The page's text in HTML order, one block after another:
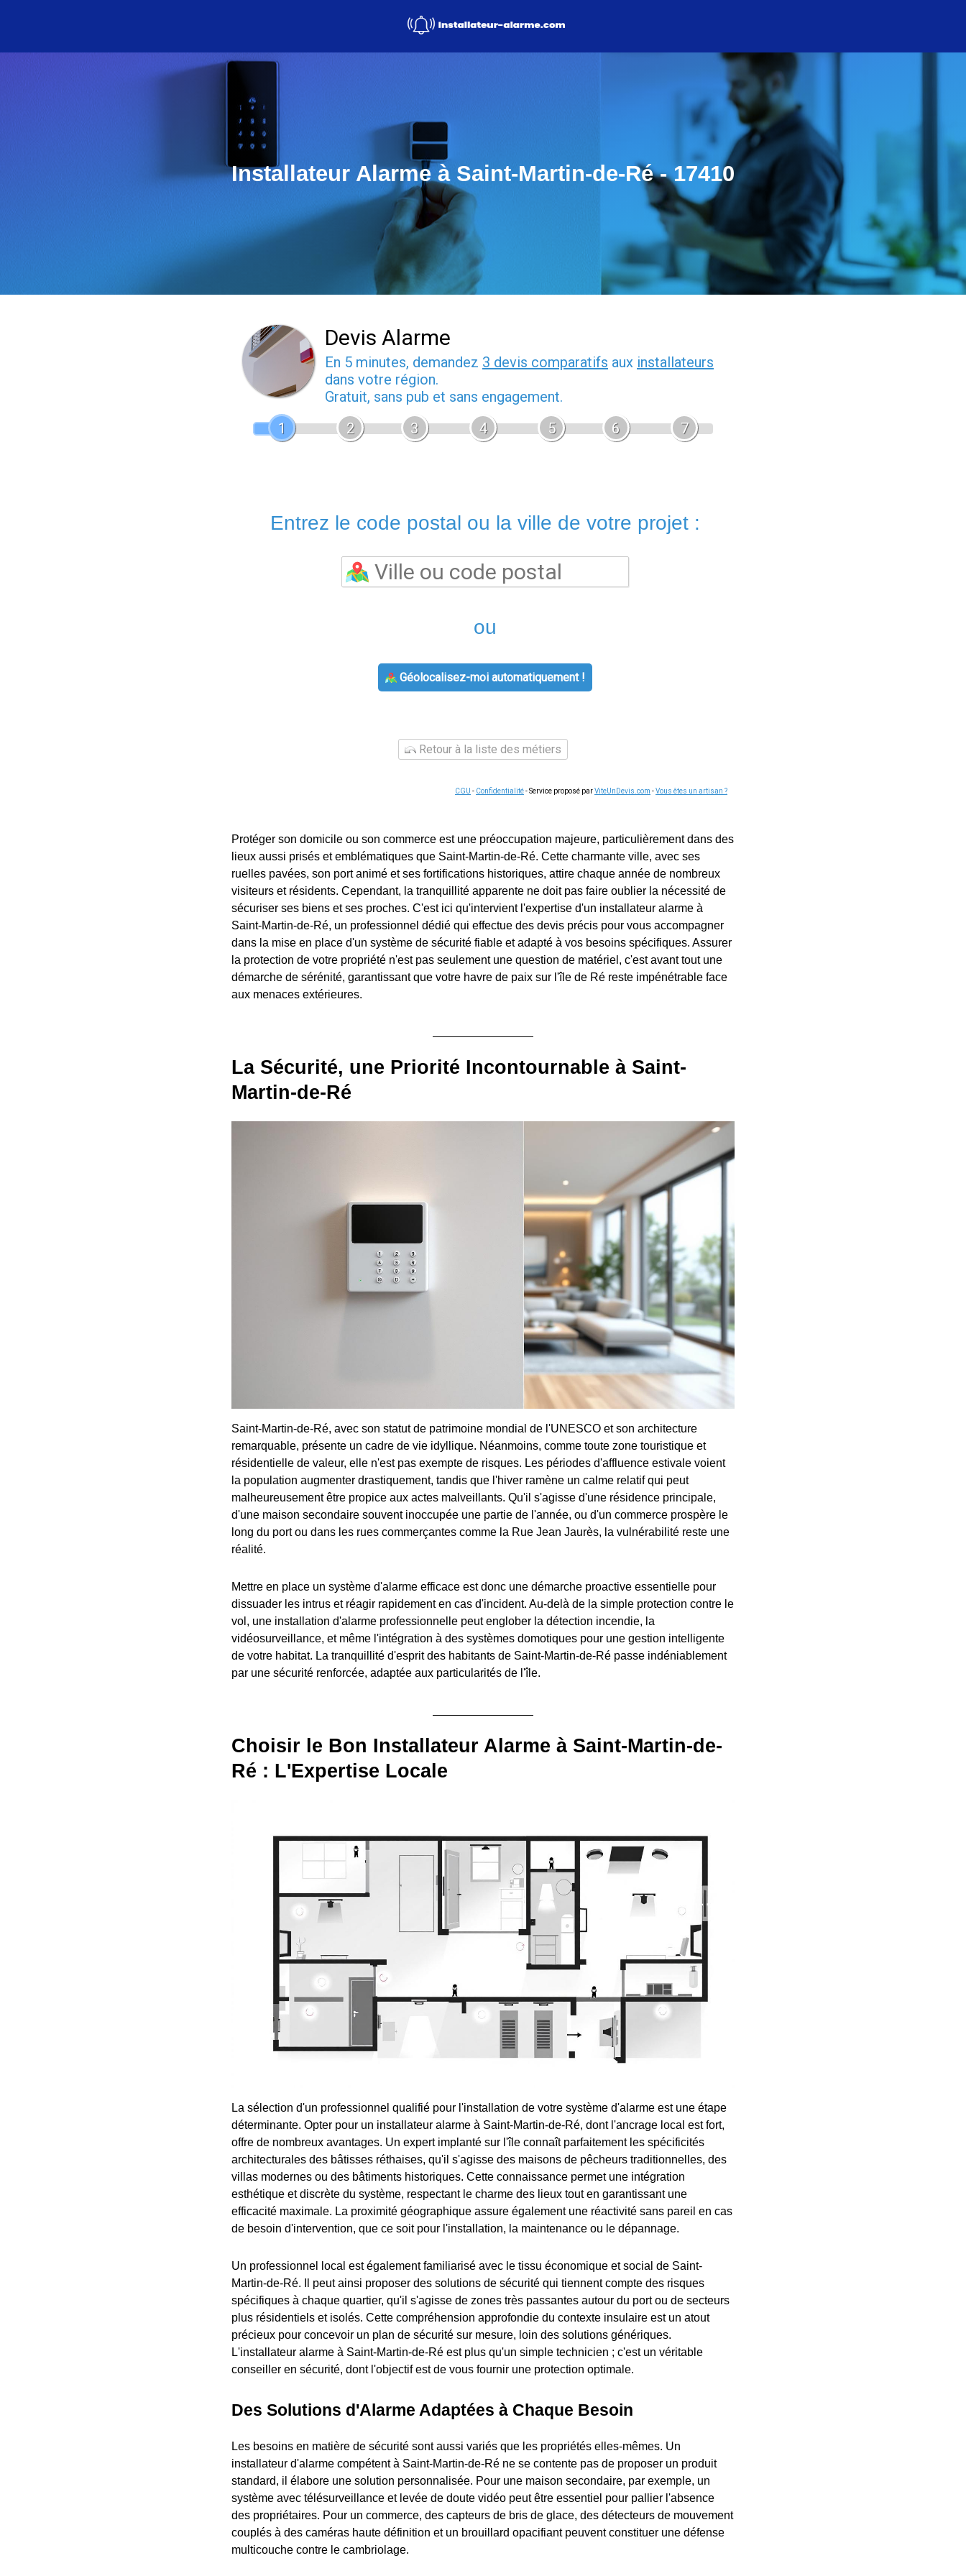
Installateur Alarme à Saint-Martin-de-Ré - 17410
Devis Alarme
En 5 minutes, demandez 3 devis comparatifs aux installateurs
dans votre région.
Gratuit, sans pub et sans engagement.
1
2 3 4 5 6 7
Entrez le code postal ou la ville de votre projet :
ou
Géolocalisez-moi automatiquement !
Retour à la liste des métiers
CGU - Confidentialité- Service proposé parViteUnDevis.com -Vous êtes un artisan ?
Protéger son domicile ou son commerce est une préoccupation majeure, particulièrement dans des
lieux aussi prisés et emblématiques que Saint-Martin-de-Ré. Cette charmante ville, avec ses
ruelles pavées, son port animé et ses fortifications historiques, attire chaque année de nombreux
visiteurs et résidents. Cependant, la tranquillité apparente ne doit pas faire oublier la nécessité de
sécuriser ses biens et ses proches. C'est ici qu'intervient l'expertise d'un installateur alarme à
Saint-Martin-de-Ré, un professionnel dédié qui effectue des devis précis pour vous accompagner
dans la mise en place d'un système de sécurité fiable et adapté à vos besoins spécifiques. Assurer
la protection de votre propriété n'est pas seulement une question de matériel, c'est avant tout une
démarche de sérénité, garantissant que votre havre de paix sur l'île de Ré reste impénétrable face
aux menaces extérieures.
La Sécurité, une Priorité Incontournable à Saint-
Martin-de-Ré
Saint-Martin-de-Ré, avec son statut de patrimoine mondial de l'UNESCO et son architecture
remarquable, présente un cadre de vie idyllique. Néanmoins, comme toute zone touristique et
résidentielle de valeur, elle n'est pas exempte de risques. Les périodes d'affluence estivale voient
la population augmenter drastiquement, tandis que l'hiver ramène un calme relatif qui peut
malheureusement être propice aux actes malveillants. Qu'il s'agisse d'une résidence principale,
d'une maison secondaire souvent inoccupée une partie de l'année, ou d'un commerce prospère le
long du port ou dans les rues commerçantes comme la Rue Jean Jaurès, la vulnérabilité reste une
réalité.
Mettre en place un système d'alarme efficace est donc une démarche proactive essentielle pour
dissuader les intrus et réagir rapidement en cas d'incident. Au-delà de la simple protection contre le
vol, une installation d'alarme professionnelle peut englober la détection incendie, la
vidéosurveillance, et même l'intégration à des systèmes domotiques pour une gestion intelligente
de votre habitat. La tranquillité d'esprit des habitants de Saint-Martin-de-Ré passe indéniablement
par une sécurité renforcée, adaptée aux particularités de l'île.
Choisir le Bon Installateur Alarme à Saint-Martin-de-
Ré : L'Expertise Locale
La sélection d'un professionnel qualifié pour l'installation de votre système d'alarme est une étape
déterminante. Opter pour un installateur alarme à Saint-Martin-de-Ré, dont l'ancrage local est fort,
offre de nombreux avantages. Un expert implanté sur l'île connaît parfaitement les spécificités
architecturales des bâtisses réthaises, qu'il s'agisse des maisons de pêcheurs traditionnelles, des
villas modernes ou des bâtiments historiques. Cette connaissance permet une intégration
esthétique et discrète du système, respectant le charme des lieux tout en garantissant une
efficacité maximale. La proximité géographique assure également une réactivité sans pareil en cas
de besoin d'intervention, que ce soit pour l'installation, la maintenance ou le dépannage.
Un professionnel local est également familiarisé avec le tissu économique et social de Saint-
Martin-de-Ré. Il peut ainsi proposer des solutions de sécurité qui tiennent compte des risques
spécifiques à chaque quartier, qu'il s'agisse de zones très passantes autour du port ou de secteurs
plus résidentiels et isolés. Cette compréhension approfondie du contexte insulaire est un atout
précieux pour concevoir un plan de sécurité sur mesure, loin des solutions génériques.
L'installateur alarme à Saint-Martin-de-Ré est plus qu'un simple technicien ; c'est un véritable
conseiller en sécurité, dont l'objectif est de vous fournir une protection optimale.
Des Solutions d'Alarme Adaptées à Chaque Besoin
Les besoins en matière de sécurité sont aussi variés que les propriétés elles-mêmes. Un
installateur d'alarme compétent à Saint-Martin-de-Ré ne se contente pas de proposer un produit
standard, il élabore une solution personnalisée. Pour une maison secondaire, par exemple, un
système avec télésurveillance et levée de doute vidéo peut être essentiel pour pallier l'absence
des propriétaires. Pour un commerce, des capteurs de bris de glace, des détecteurs de mouvement
couplés à des caméras haute définition et un brouillard opacifiant peuvent constituer une défense
multicouche contre le cambriolage.